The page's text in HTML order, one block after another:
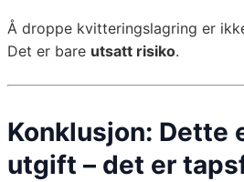
Å droppe kvitteringslagring er
Det er bare utsatt risiko.
Konklusjon: Dette
utgift – det er